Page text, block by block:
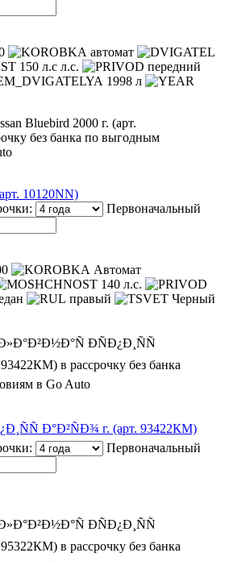
автомат
150 л.с л.с.
передний
1998 л
10120NN)
Первоначальный
Автомат
140 л.с.
правый
Черный
Ð°Ð²ÑÐ¾ г. (арт. 93422КМ)
Первоначальный